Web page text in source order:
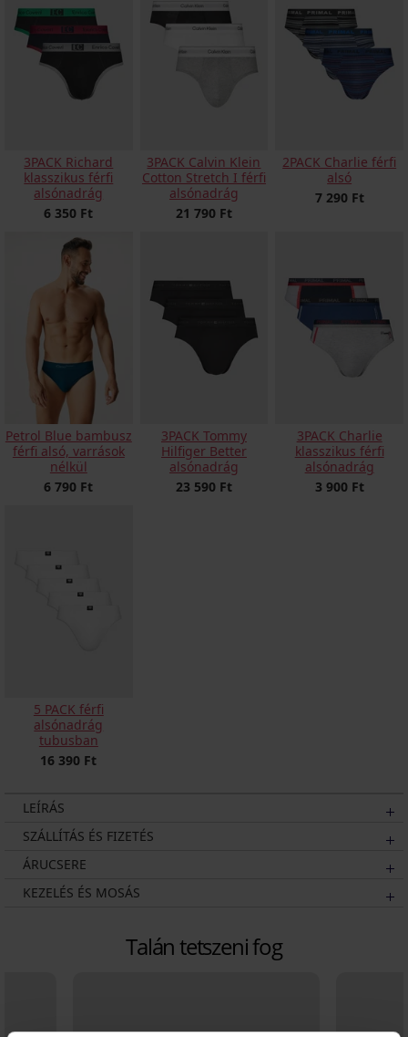
3PACK Richard
klasszikus férfi
alsónadrág
6 350 Ft
3PACK Calvin Klein
Cotton Stretch I férfi
alsónadrág
21 790 Ft
2PACK Charlie férfi
alsó
7 290 Ft
Petrol Blue bambusz
férfi alsó, varrások
nélkül
6 790 Ft
3PACK Tommy
Hilfiger Better
alsónadrág
23 590 Ft
3PACK Charlie
klasszikus férfi
alsónadrág
3 900 Ft
5 PACK férfi
alsónadrág
tubusban
16 390 Ft
LEÍRÁS
SZÁLLÍTÁS ÉS FIZETÉS
ÁRUCSERE
KEZELÉS ÉS MOSÁS
Talán tetszeni fog